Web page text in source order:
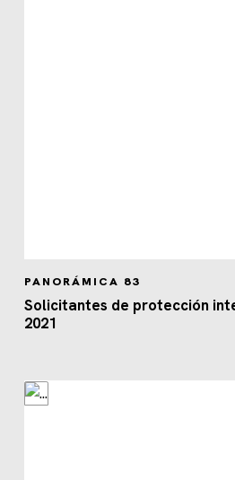
PANORÁMICA 83
Solicitantes de protección
2021